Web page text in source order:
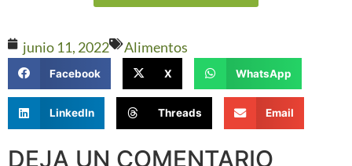
junio 11, 2022 Alimentos
Facebook X WhatsApp
LinkedIn Threads Email
DEJA UN COMENTARIO